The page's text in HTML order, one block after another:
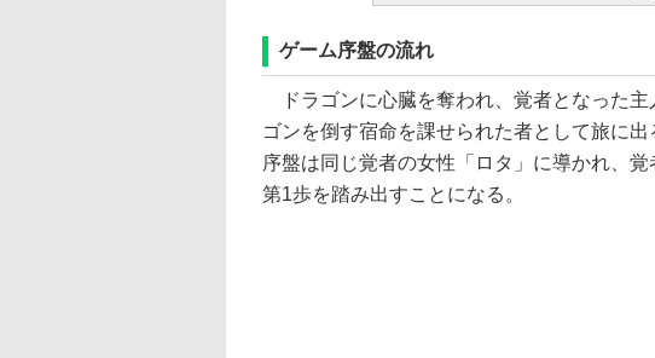
ゲーム序盤の流れ
ドラゴンに心臓を奪われ、覚者となった主
ゴンを倒す宿命を課せられた者として旅に出
序盤は同じ覚者の女性「ロタ」に導かれ、覚
第1歩を踏み出すことになる。